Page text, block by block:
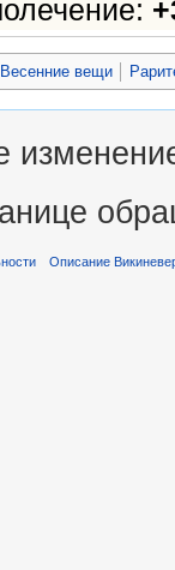
Весенние вещи
Описание